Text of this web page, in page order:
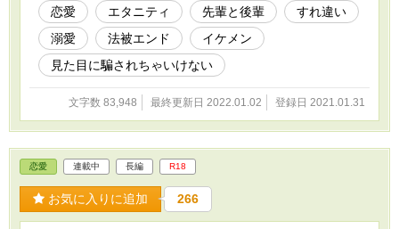
恋愛 エタニティ 先輩と後輩
すれ違い
溺愛
法被エンド
イケメン
見た目に騙されちゃいけない
文字数 83,948 最終更新日 2022.01.02 登録日 2021.01.31
恋愛 連載中 長編 R18
お気に入りに追加 266